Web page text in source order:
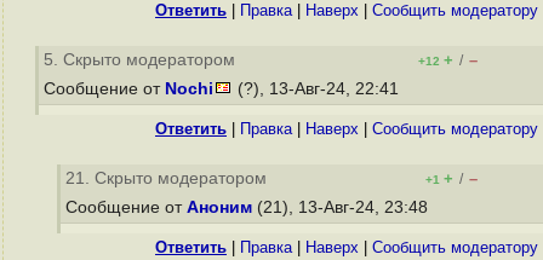
Ответить Правка| Наверх Cообщить модератору
5. Скрыто модератором +12 + / –
Сообщение от Nochi (?), 13-Авг-24, 22:41
Ответить Правка| Наверх Cообщить модератору
21. Скрыто модератором +1 + / –
Сообщение от Аноним (21), 13-Авг-24, 23:48
Ответить Правка| Наверх Cообщить модератору